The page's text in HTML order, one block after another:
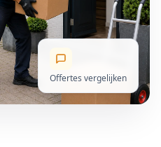
Offertes vergelijken